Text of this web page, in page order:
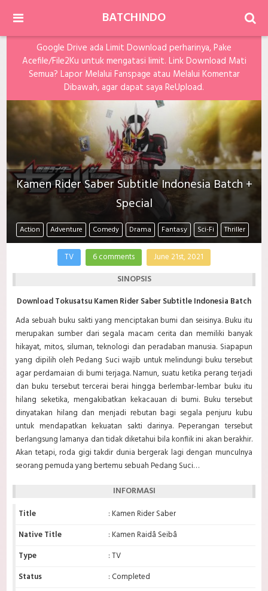
BATCHINDO
Google Drive ada Limit Download perharinya, Pake
Acefile/File2Ku untuk mengatasi limit. Link Download Mati
Semua? Lapor Melalui Fanspage atau Melalui Komentar
Dibawah, agar dapat saya ReUpload.
Kamen Rider Saber Subtitle Indonesia Batch +
Special
Action Adventure Comedy Drama Fantasy Sci-Fi Thriller
TV 6 comments June 21st, 2021
SINOPSIS
Download Tokusatsu Kamen Rider Saber Subtitle Indonesia Batch
Ada sebuah buku sakti yang menciptakan bumi dan seisinya. Buku itu
merupakan sumber dari segala macam cerita dan memiliki banyak
hikayat, mitos, siluman, teknologi dan peradaban manusia. Siapapun
yang dipilih oleh Pedang Suci wajib untuk melindungi buku tersebut
agar perdamaian di bumi terjaga. Namun, suatu ketika perang terjadi
dan buku tersebut tercerai berai hingga berlembar-lembar buku itu
hilang seketika, mengakibatkan kekacauan di bumi. Buku tersebut
dinyatakan hilang dan menjadi rebutan bagi segala penjuru kubu
untuk mendapatkan kekuatan sakti darinya. Peperangan tersebut
berlangsung lamanya dan tidak diketahui bila konflik ini akan berakhir.
Akan tetapi, roda gigi takdir dunia bergerak lagi dengan munculnya
seorang pemuda yang bertemu sebuah Pedang Suci…
INFORMASI
Title
: Kamen Rider Saber
Native Title
: Kamen Raidâ Seibâ
Type
: TV
Status
: Completed